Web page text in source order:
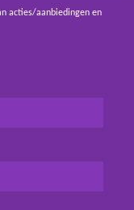
acties/aanbiedingen en